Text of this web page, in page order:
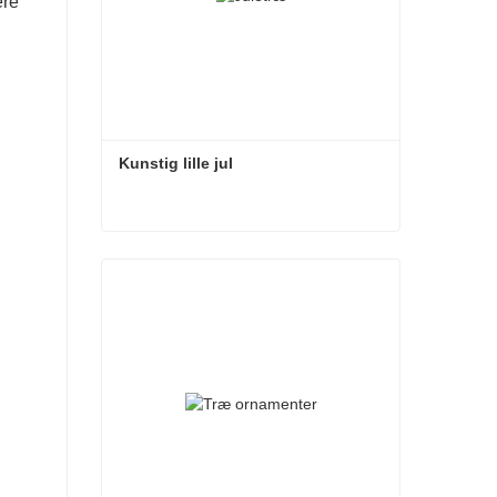
Kunstig lille jul